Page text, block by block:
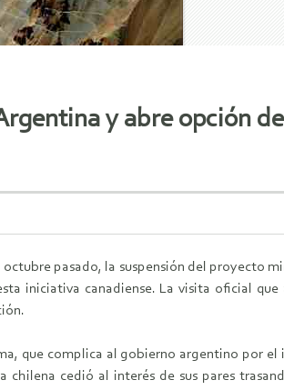
y abre opción
octubre pasado, la suspensión del proyecto
iniciativa canadiense. La visita oficial
que complica al gobierno argentino por
chilena cedió al interés de sus pares